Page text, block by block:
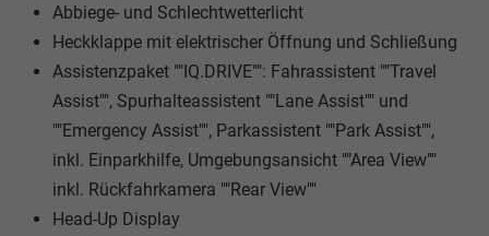
Abbiege- und Schlechtwetterlicht
Heckklappe mit elektrischer Öffnung und Schließung
Assistenzpaket ""IQ.DRIVE"": Fahrassistent ""Travel
Assist"", Spurhalteassistent ""Lane Assist"" und
""Emergency Assist"", Parkassistent ""Park Assist"",
inkl. Einparkhilfe, Umgebungsansicht ""Area View""
inkl. Rückfahrkamera ""Rear View""
Head-Up Display